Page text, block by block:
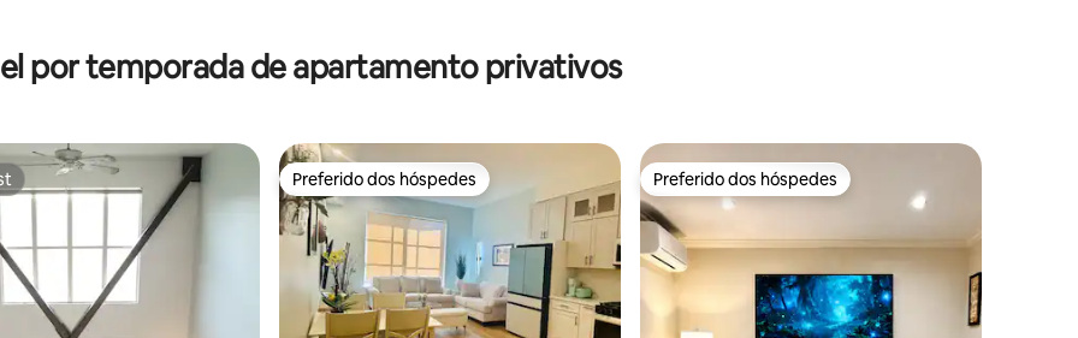
de 5, 195 avaliações
por temporada de apartamento privativos
Preferido dos hóspedes
Preferido dos hóspedes Preferido dos hóspedes
Preferido dos hóspedes